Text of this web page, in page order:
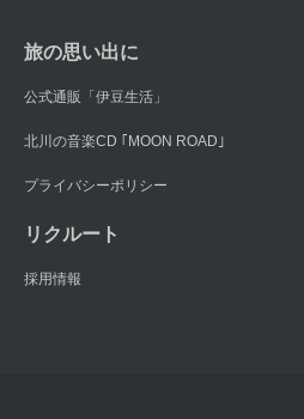
旅の思い出に
公式通販「伊豆生活」
北川の音楽CD ｢MOON ROAD｣
プライバシーポリシー
リクルート
採用情報